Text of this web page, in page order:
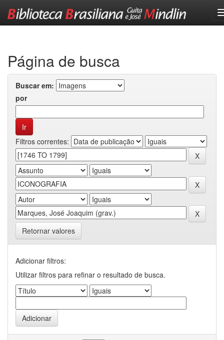
Página de busca
Buscar em:
por
Filtros correntes:
Retornar valores
Adicionar filtros:
Utilizar filtros para refinar o resultado de busca.